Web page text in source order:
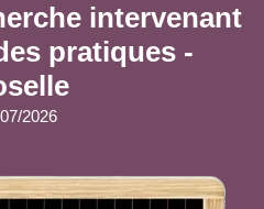
intervenant
pratiques -
2026